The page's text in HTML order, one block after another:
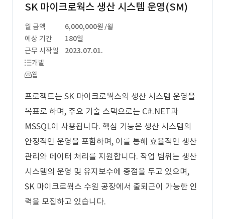
SK 마이크로웍스 생산 시스템 운영(SM)
월 금액 6,000,000원 /월
예상 기간
180일
근무 시작일
2023.07.01.
개발
웹
프로젝트는 SK 마이크로웍스의 생산 시스템 운영을
목표로 하며, 주요 기술 스택으로는 C#.NET과
MSSQL이 사용됩니다. 핵심 기능은 생산 시스템의
안정적인 운영을 포함하며, 이를 통해 효율적인 생산
관리와 데이터 처리를 지원합니다. 작업 범위는 생산
시스템의 운영 및 유지보수에 중점을 두고 있으며,
SK 마이크로웍스 수원 공장에서 출퇴근이 가능한 인
력을 모집하고 있습니다.